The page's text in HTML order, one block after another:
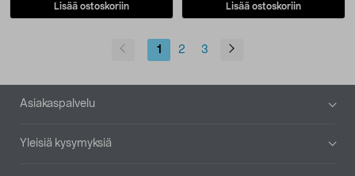
Lisää ostoskoriin Lisää ostoskoriin
1 2 3
Alatunniste
Asiakaspalvelu
Yleisiä kysymyksiä